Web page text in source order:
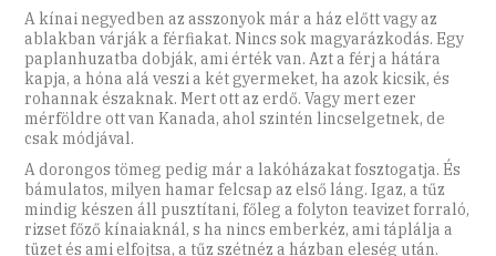
A kínai negyedben az asszonyok már a ház előtt vagy az
ablakban várják a férfiakat. Nincs sok magyarázkodás. Egy
paplanhuzatba dobják, ami érték van. Azt a férj a hátára
kapja, a hóna alá veszi a két gyermeket, ha azok kicsik, és
rohannak északnak. Mert ott az erdő. Vagy mert ezer
mérföldre ott van Kanada, ahol szintén lincselgetnek, de
csak módjával.
A dorongos tömeg pedig már a lakóházakat fosztogatja. És
bámulatos, milyen hamar felcsap az első láng. Igaz, a tűz
mindig készen áll pusztítani, főleg a folyton teavizet forraló,
rizset főző kínaiaknál, s ha nincs emberkéz, ami táplálja a
tüzet és ami elfojtsa, a tűz szétnéz a házban eleség után.